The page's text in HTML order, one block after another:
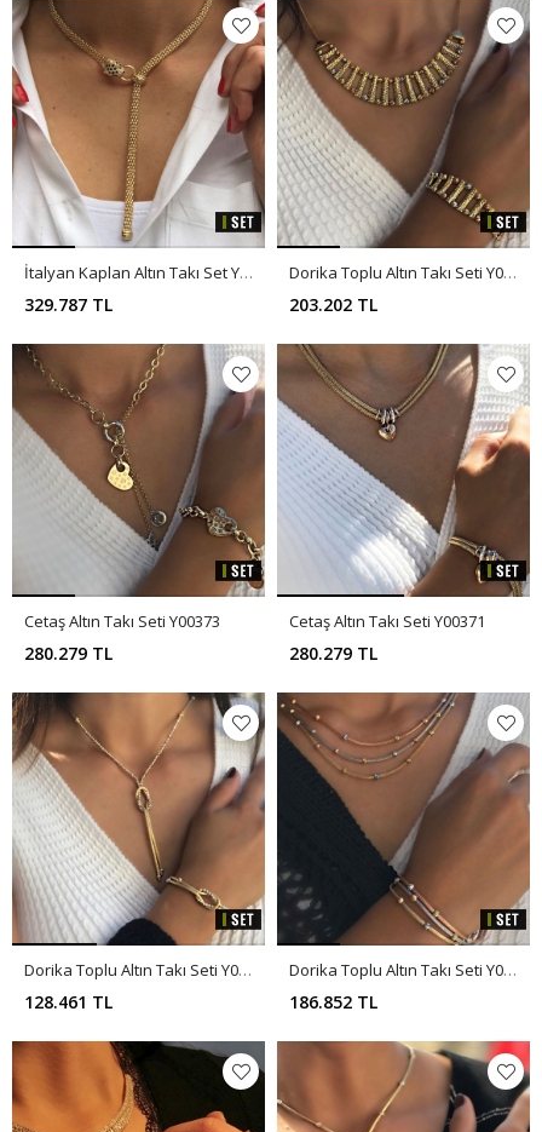
İtalyan Kaplan Altın Takı Set Y00116
329.787 TL
Dorika Toplu Altın Takı Seti Y00374
203.202 TL
Cetaş Altın Takı Seti Y00373
280.279 TL
Cetaş Altın Takı Seti Y00371
280.279 TL
Dorika Toplu Altın Takı Seti Y00372
128.461 TL
Dorika Toplu Altın Takı Seti Y00370
186.852 TL